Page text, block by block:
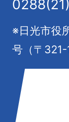
※日光市役
号（〒